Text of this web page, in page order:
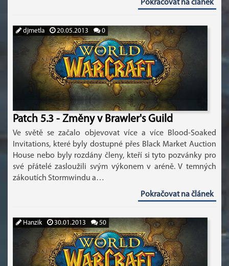
Pokračovat na článek
djmetla 20.05.2013 0
Patch 5.3 - Změny v Brawler's Guild
Ve světě se začalo objevovat více a více Blood-Soaked
Invitations, které byly dostupné přes Black Market Auction
House nebo byly rozdány členy, kteří si tyto pozvánky pro
své přátelé zasloužili svým výkonem v aréně. V temných
zákoutích Stormwindu a…
Pokračovat na článek
Hanzik 30.01.2013 50